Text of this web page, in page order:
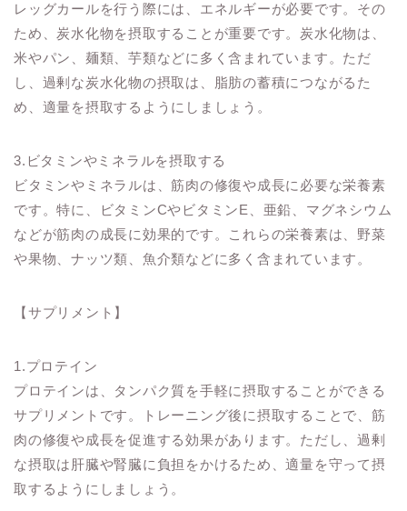
レッグカールを行う際には、エネルギーが必要です。その
ため、炭水化物を摂取することが重要です。炭水化物は、
米やパン、麺類、芋類などに多く含まれています。ただ
し、過剰な炭水化物の摂取は、脂肪の蓄積につながるた
め、適量を摂取するようにしましょう。
3.ビタミンやミネラルを摂取する
ビタミンやミネラルは、筋肉の修復や成長に必要な栄養素
です。特に、ビタミンCやビタミンE、亜鉛、マグネシウム
などが筋肉の成長に効果的です。これらの栄養素は、野菜
や果物、ナッツ類、魚介類などに多く含まれています。
【サプリメント】
1.プロテイン
プロテインは、タンパク質を手軽に摂取することができる
サプリメントです。トレーニング後に摂取することで、筋
肉の修復や成長を促進する効果があります。ただし、過剰
な摂取は肝臓や腎臓に負担をかけるため、適量を守って摂
取するようにしましょう。